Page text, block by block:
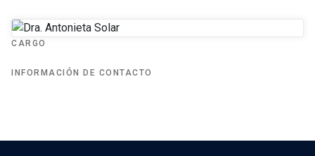
CARGO
INFORMACIÓN DE CONTACTO